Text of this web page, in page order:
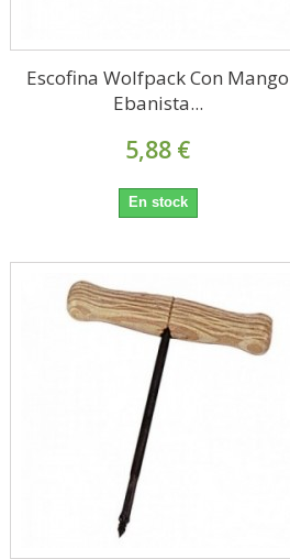
Escofina Wolfpack Con Mango
Ebanista...
5,88 €
En stock